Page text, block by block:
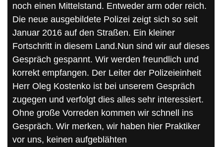
noch einen Mittelstand. Entweder arm oder reich.
Die neue ausgebildete Polizei zeigt sich so seit
Januar 2016 auf den Straßen. Ein kleiner
Fortschritt in diesem Land.Nun sind wir auf dieses
Gespräch gespannt. Wir werden freundlich und
korrekt empfangen. Der Leiter der Polizeieinheit
Herr Oleg Kostenko ist bei unserem Gespräch
zugegen und verfolgt dies alles sehr interessiert.
Ohne große Vorreden kommen wir schnell ins
Gespräch. Wir merken, wir haben hier Praktiker
vor uns, keinen aufgeblähten